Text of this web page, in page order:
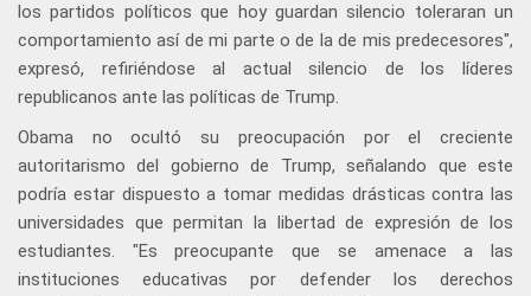
los partidos políticos que hoy guardan silencio toleraran un
comportamiento así de mi parte o de la de mis predecesores",
expresó, refiriéndose al actual silencio de los líderes
republicanos ante las políticas de Trump.
Obama no ocultó su preocupación por el creciente
autoritarismo del gobierno de Trump, señalando que este
podría estar dispuesto a tomar medidas drásticas contra las
universidades que permitan la libertad de expresión de los
estudiantes. "Es preocupante que se amenace a las
instituciones educativas por defender los derechos